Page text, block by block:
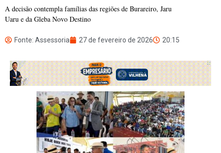
A decisão contempla famílias das regiões de Burareiro, Jaru
Uaru e da Gleba Novo Destino
Fonte: Assessoria 27 de fevereiro de 2026 20:15